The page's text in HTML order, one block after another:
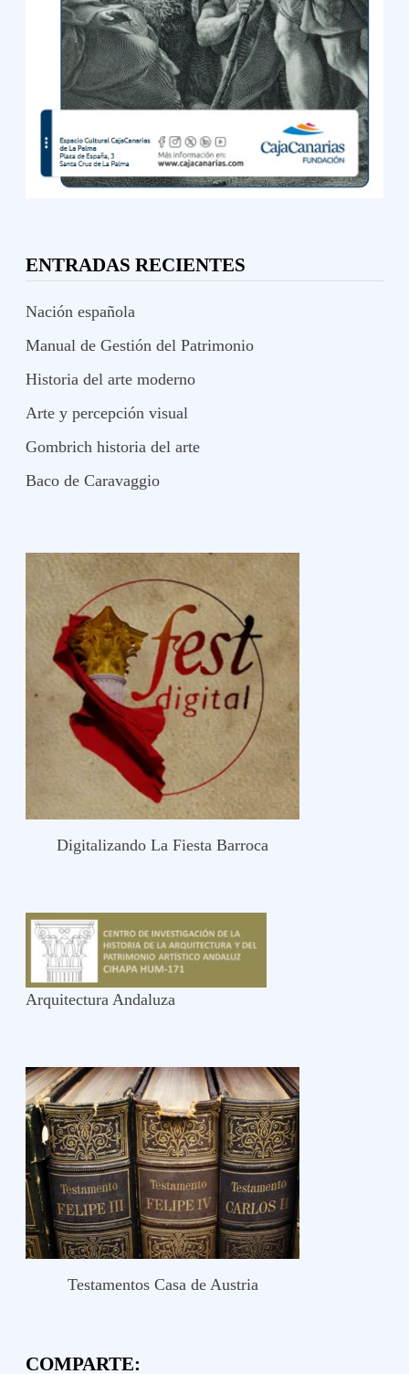
ENTRADAS RECIENTES
Nación española
Manual de Gestión del Patrimonio
Historia del arte moderno
Arte y percepción visual
Gombrich historia del arte
Baco de Caravaggio
Digitalizando La Fiesta Barroca
Arquitectura Andaluza
Testamentos Casa de Austria
COMPARTE: